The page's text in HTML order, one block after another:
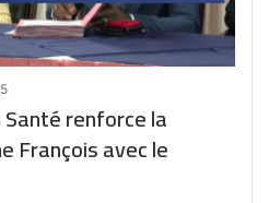
renforce la
François avec le